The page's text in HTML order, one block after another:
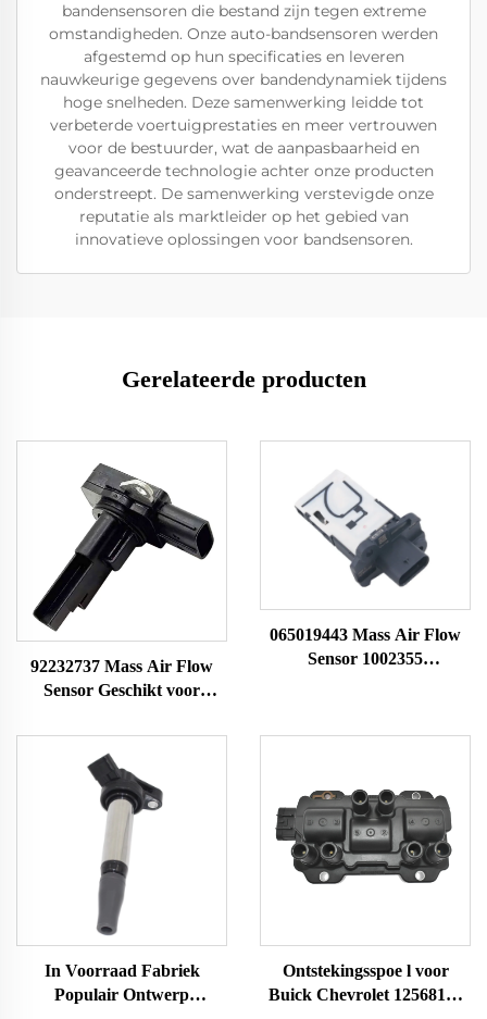
bandensensoren die bestand zijn tegen extreme
omstandigheden. Onze auto-bandsensoren werden
afgestemd op hun specificaties en leveren
nauwkeurige gegevens over bandendynamiek tijdens
hoge snelheden. Deze samenwerking leidde tot
verbeterde voertuigprestaties en meer vertrouwen
voor de bestuurder, wat de aanpasbaarheid en
geavanceerde technologie achter onze producten
onderstreept. De samenwerking verstevigde onze
reputatie als marktleider op het gebied van
innovatieve oplossingen voor bandsensoren.
Gerelateerde producten
92232737 Mass Air Flow
Sensor Geschikt voor
Stationwagen en UTE V6
MAF Sensor
Luchthoevemeter
065019443 Mass Air Flow
Sensor 1002355
In Voorraad Fabriek
Populair Ontwerp
Ontstekingsspoe l voor
Buick Chevrolet 12568185